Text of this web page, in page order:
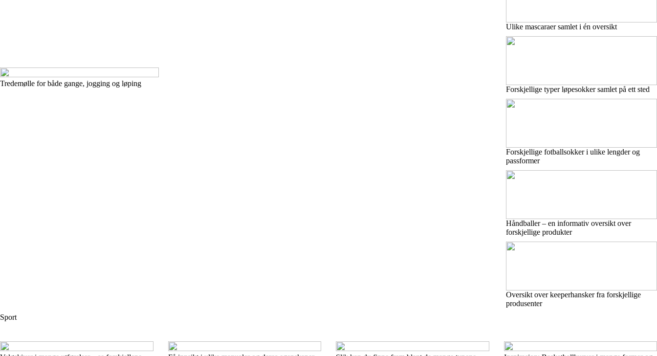
Tredemølle for både gange, jogging og løping
Ulike mascaraer samlet i én oversikt
Forskjellige typer løpesokker samlet på ett sted
Forskjellige fotballsokker i ulike lengder og
passformer
Håndballer – en informativ oversikt over
forskjellige produkter
Oversikt over keeperhansker fra forskjellige
produsenter
Sport